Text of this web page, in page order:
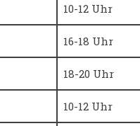
10-12 Uhr
16-18 Uhr
18-20 Uhr
10-12 Uhr